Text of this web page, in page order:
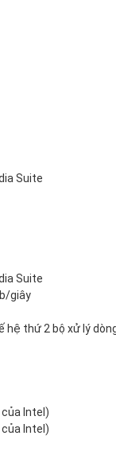
Suite
Suite
giây
hệ thứ 2 bộ xử lý
của Intel)
của Intel)